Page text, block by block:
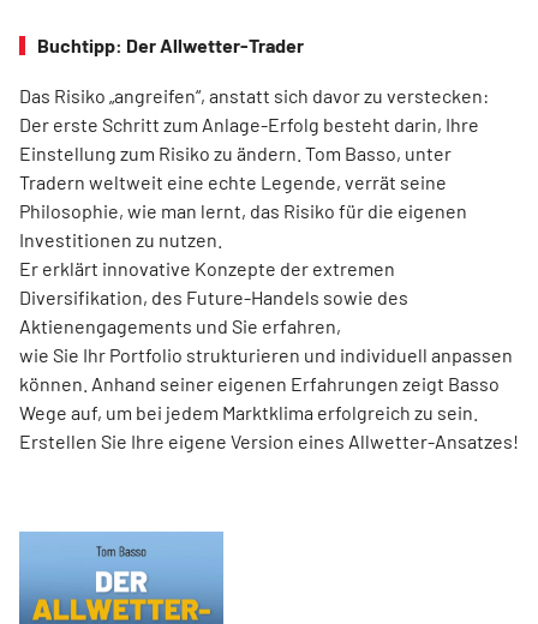
Buchtipp: Der Allwetter-Trader
Das Risiko „angreifen“, anstatt sich davor zu verstecken:
Der erste Schritt zum Anlage-Erfolg besteht darin, Ihre
Einstellung zum Risiko zu ändern. Tom Basso, unter
Tradern weltweit eine echte Legende, verrät seine
Philosophie, wie man lernt, das Risiko für die eigenen
Investitionen zu nutzen.
Er erklärt innovative Konzepte der extremen
Diversifikation, des Future-Handels sowie des
Aktienengagements und Sie erfahren,
wie Sie Ihr Portfolio strukturieren und individuell anpassen
können. Anhand seiner eigenen Erfahrungen zeigt Basso
Wege auf, um bei jedem Marktklima erfolgreich zu sein.
Erstellen Sie Ihre eigene Version eines Allwetter-Ansatzes!